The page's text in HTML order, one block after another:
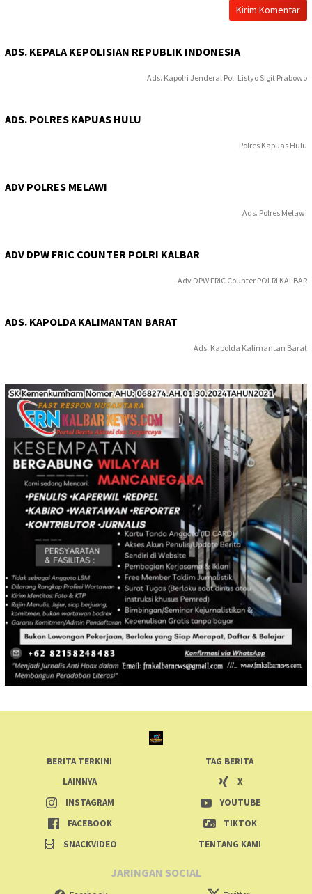
ADS. KEPALA KEPOLISIAN REPUBLIK INDONESIA
Ads. Kapolri Jenderal Pol. Listyo Sigit Prabowo
ADS. POLRES KAPUAS HULU
Polres Kapuas Hulu
ADV POLRES MELAWI
Ads. Polres Melawi
ADV DPW FRIC COUNTER POLRI KALBAR
Adv DPW FRIC Counter POLRI KALBAR
ADS. KAPOLDA KALIMANTAN BARAT
Ads. Kapolda Kalimantan Barat
BERITA TERKINI
TAG BERITA
LAINNYA
X
INSTAGRAM
YOUTUBE
FACEBOOK
TIKTOK
SNACKVIDEO
TENTANG KAMI
JARINGAN SOCIAL